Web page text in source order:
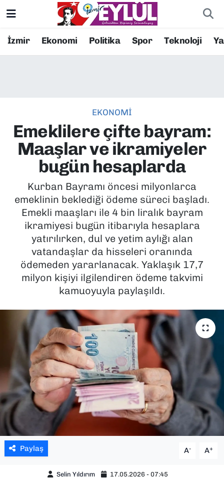
İzmir Ekonomi Politika Spor Teknoloji
EKONOMİ
Emeklilere çifte bayram:
Maaşlar ve ikramiyeler
bugün hesaplarda
Kurban Bayramı öncesi milyonlarca
emeklinin beklediği ödeme süreci başladı.
Emekli maaşları ile 4 bin liralık bayram
ikramiyesi bugün itibarıyla hesaplara
yatırılırken, dul ve yetim aylığı alan
vatandaşlar da hisseleri oranında
ödemeden yararlanacak. Yaklaşık 17,7
milyon kişiyi ilgilendiren ödeme takvimi
kamuoyuyla paylaşıldı.
Paylaş A- A+
Selin Yıldırım 17.05.2026 - 07:45
Resmi İlanlar
EKONOMİ
KÜLTÜR SANAT
MAGAZİN
POLİTİKA
SAĞLIK
SPOR
TEKNOLOJİ
YAŞAM
YEREL YÖNETİMLER
Konak Nöbetçi Eczaneler
Süper Lig Puan Durumu ve Fikstür
Tüm Manşetler
Son Dakika Haberleri
Haber Arşivi